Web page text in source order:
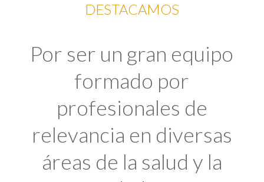
DESTACAMOS
Por ser un gran equipo
formado por
profesionales de
relevancia en diversas
áreas de la salud y la